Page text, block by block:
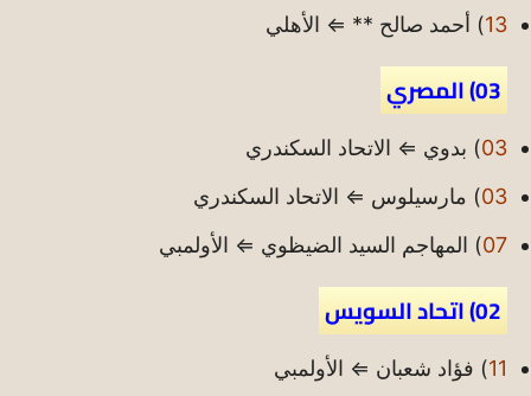
13) أحمد صالح ** ⇐ الأهلي
03) المصري
03) بدوي ⇐ الاتحاد السكندري
03) مارسيلوس ⇐ الاتحاد السكندري
07) المهاجم السيد الضيظوي ⇐ الأولمبي
02) اتحاد السويس
11) فؤاد شعبان ⇐ الأولمبي